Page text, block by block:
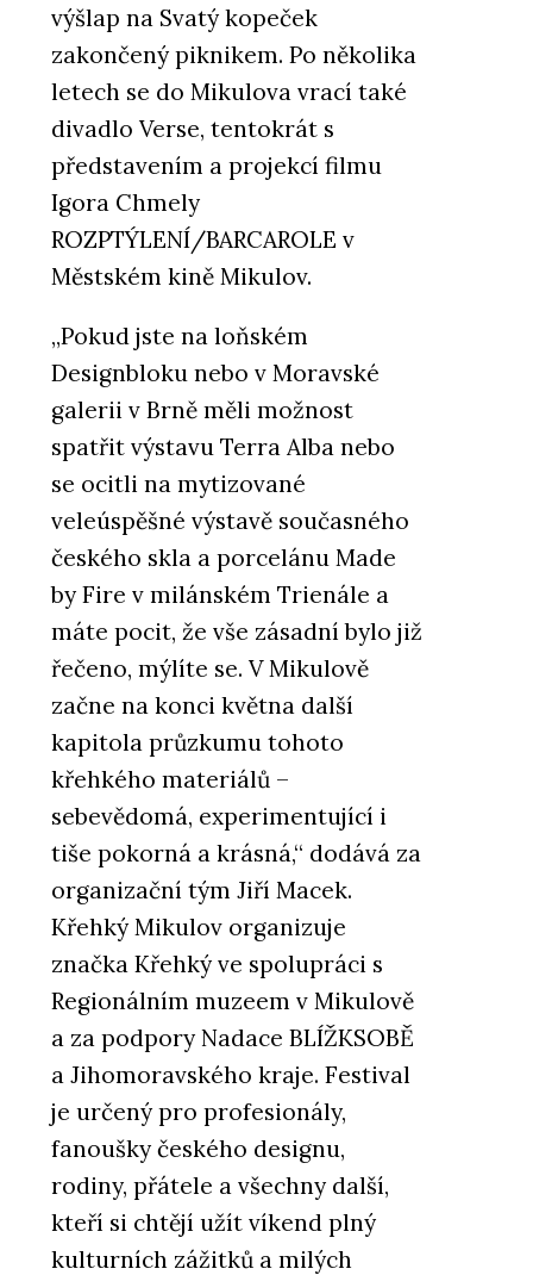
výšlap na Svatý kopeček
zakončený piknikem. Po několika
letech se do Mikulova vrací také
divadlo Verse, tentokrát s
představením a projekcí filmu
Igora Chmely
ROZPTÝLENÍ/BARCAROLE v
Městském kině Mikulov.
„Pokud jste na loňském
Designbloku nebo v Moravské
galerii v Brně měli možnost
spatřit výstavu Terra Alba nebo
se ocitli na mytizované
veleúspěšné výstavě současného
českého skla a porcelánu Made
by Fire v milánském Trienále a
máte pocit, že vše zásadní bylo již
řečeno, mýlíte se. V Mikulově
začne na konci května další
kapitola průzkumu tohoto
křehkého materiálů –
sebevědomá, experimentující i
tiše pokorná a krásná,“ dodává za
organizační tým Jiří Macek.
Křehký Mikulov organizuje
značka Křehký ve spolupráci s
Regionálním muzeem v Mikulově
a za podpory Nadace BLÍŽKSOBĚ
a Jihomoravského kraje. Festival
je určený pro profesionály,
fanoušky českého designu,
rodiny, přátele a všechny další,
kteří si chtějí užít víkend plný
kulturních zážitků a milých